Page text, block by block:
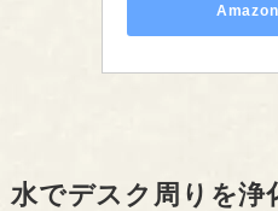
水でデスク周りを浄